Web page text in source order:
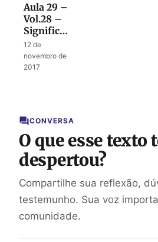
Aula 29 –
Vol.28 –
Significado
dos
ataques a
Jerusalém
12 de
novembro de
2017
CONVERSA
O que esse texto
despertou?
Compartilhe sua reflexão,
testemunho. Sua voz
comunidade.